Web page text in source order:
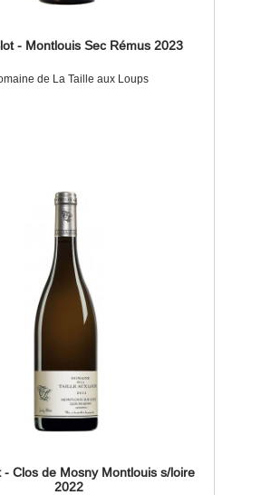
- Montlouis Sec Rémus 2023
de La Taille aux Loups
- Clos de Mosny Montlouis s/loire
2022